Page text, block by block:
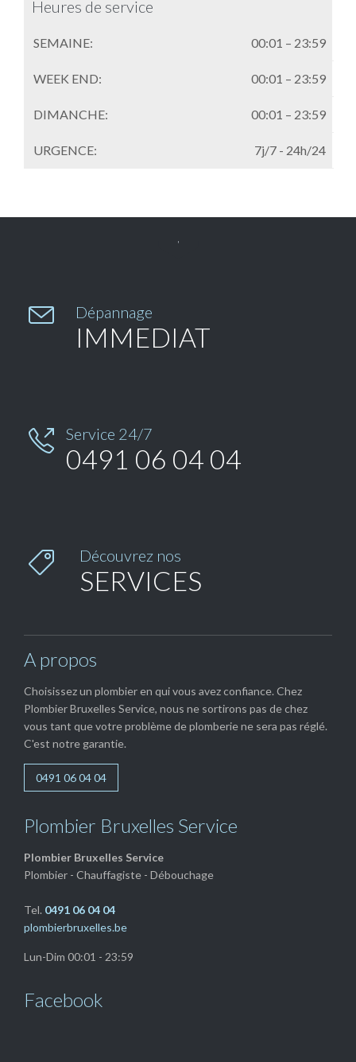
Heures de service
SEMAINE: 00:01 – 23:59
WEEK END: 00:01 – 23:59
DIMANCHE: 00:01 – 23:59
URGENCE: 7j/7 - 24h/24
 Dépannage
IMMEDIAT
 Service 24/7
0491 06 04 04
 Découvrez nos
SERVICES
A propos
Choisissez un plombier en qui vous avez confiance. Chez
Plombier Bruxelles Service, nous ne sortirons pas de chez
vous tant que votre problème de plomberie ne sera pas réglé.
C'est notre garantie.
0491 06 04 04
Plombier Bruxelles Service
Plombier Bruxelles Service
Plombier - Chauffagiste - Débouchage
Tel. 0491 06 04 04
plombierbruxelles.be
Lun-Dim 00:01 - 23:59
Facebook